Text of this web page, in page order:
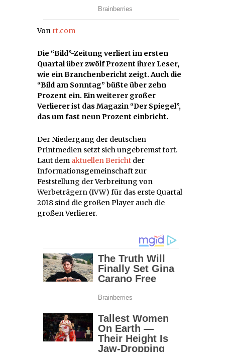
Von rt.com
Die “Bild”-Zeitung verliert im ersten
Quartal über zwölf Prozent ihrer Leser,
wie ein Branchenbericht zeigt. Auch die
“Bild am Sonntag” büßte über zehn
Prozent ein. Ein weiterer großer
Verlierer ist das Magazin “Der Spiegel”,
das um fast neun Prozent einbricht.
Der Niedergang der deutschen
Printmedien setzt sich ungebremst fort.
Laut dem aktuellen Bericht der
Informationsgemeinschaft zur
Feststellung der Verbreitung von
Werbeträgern (IVW) für das erste Quartal
2018 sind die großen Player auch die
großen Verlierer.